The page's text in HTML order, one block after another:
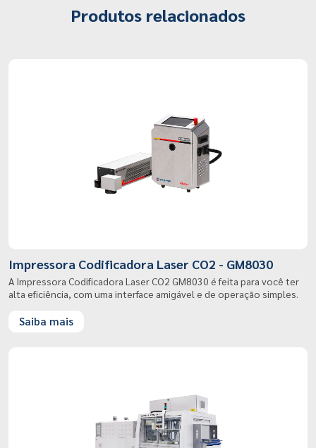
Produtos relacionados
Impressora Codificadora Laser CO2 - GM8030
A Impressora Codificadora Laser CO2 GM8030 é feita para você ter
alta eficiência, com uma interface amigável e de operação simples.
Saiba mais